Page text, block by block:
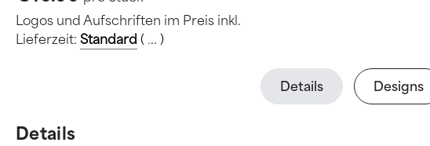
Logos und Aufschriften im Preis inkl.
Lieferzeit: Standard ( ... )
Details Designs
Details